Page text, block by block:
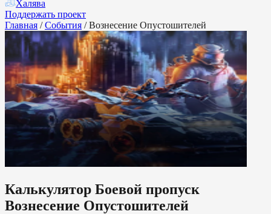
Халява
Поддержать проект
Главная / События / Вознесение Опустошителей
Калькулятор Боевой пропуск
Вознесение Опустошителей